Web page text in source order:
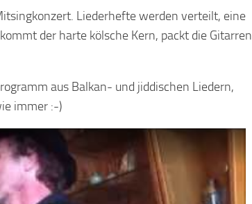
Liederhefte werden verteilt, eine
der harte kölsche Kern, packt die Gitarren
aus Balkan- und jiddischen Liedern,
immer :-)